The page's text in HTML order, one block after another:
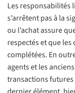
Les responsabilités
s’arrêtent pas à la
ou l’achat assure
respectés et que
complétées. En
agents et les
transactions